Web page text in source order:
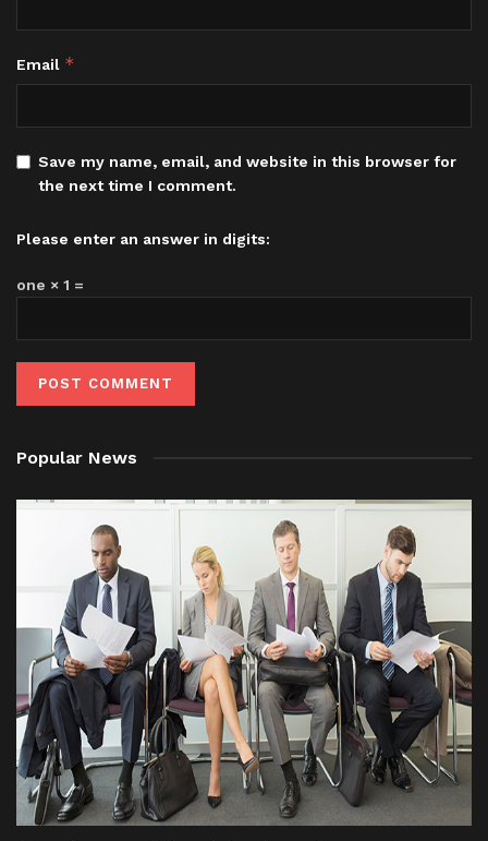
Email *
Save my name, email, and website in this browser for
the next time I comment.
Please enter an answer in digits:
one × 1 =
Popular News